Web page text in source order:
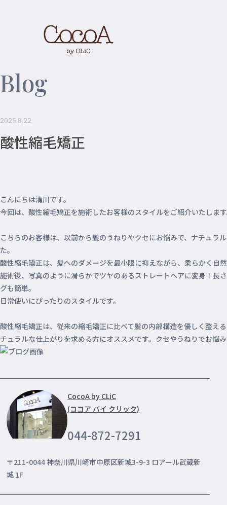
Blog
2025.8.22
酸性縮毛矯正
こんにちは清川です。
今回は、酸性縮毛矯正を施術したお客様のスタイルをご紹介いたしま
こちらのお客様は、以前から髪のうねりやクセにお悩みで、ナチュラ
た。
酸性縮毛矯正は、髪へのダメージを最小限に抑えながら、柔らかく自
施術後、写真のように滑らかでツヤのあるストレートヘアに変身！長
グも簡単。
日常使いにぴったりのスタイルです。
酸性縮毛矯正は、従来の縮毛矯正に比べて髪の内部構造を優しく整え
チュラルな仕上がりを求める方にオススメです。クセやうねりでお悩
CocoA by CLiC
(ココア バイ クリック)
044-872-7291
〒211-0044 神奈川県川崎市中原区新城3-9-3 ロアール武蔵新
城 1F